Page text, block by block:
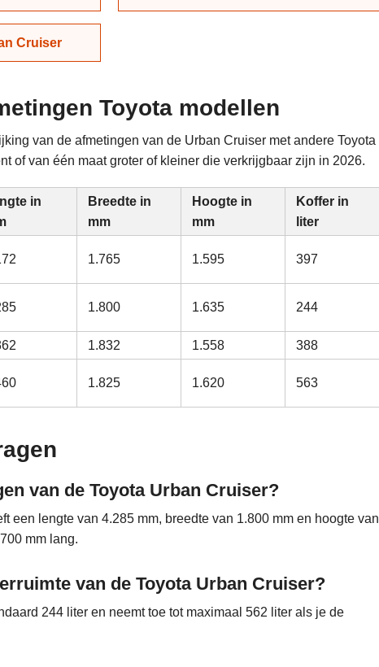
Cruiser
Toyota modellen
van de afmetingen van de Urban Cruiser met andere Toyota
of van één maat groter of kleiner die verkrijgbaar zijn in 2026.
in
Breedte in
mm
Hoogte in
mm
Koffer in
liter
1.765 1.595 397
1.800 1.635 244
1.832 1.558
388
1.825 1.620 563
van de Toyota Urban Cruiser?
een lengte van 4.285 mm, breedte van 1.800 mm en hoogte van
mm lang.
van de Toyota Urban Cruiser?
244 liter en neemt toe tot maximaal 562 liter als je de